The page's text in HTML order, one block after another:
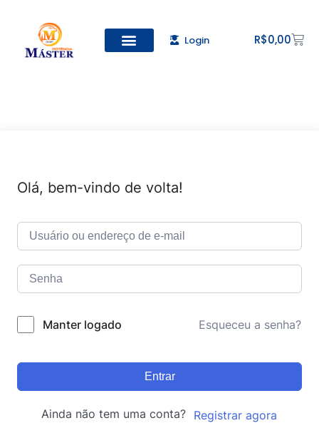
Login R$0,00
Olá, bem-vindo de volta!
Manter logado Esqueceu a senha?
Entrar
Ainda não tem uma conta? Registrar agora